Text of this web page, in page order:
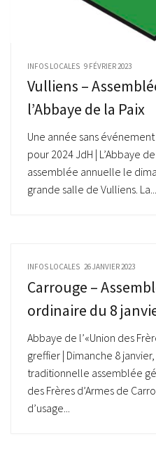
INFOS LOCALES 9 FÉVRIER 2023
Vulliens –
l’Abbaye de la Paix
Une année sans
pour 2024 JdH | L’Abbaye
assemblée annuelle le
grande salle de Vulliens. La...
INFOS LOCALES 26 JANVIER 2023
Carrouge –
ordinaire du 8
Abbaye de l’«Union des
greffier | Dimanche 8
traditionnelle assemblée
des Frères d’Armes de
d’usage...